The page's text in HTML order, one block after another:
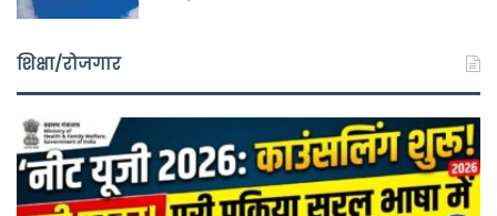
शिक्षा/रोजगार